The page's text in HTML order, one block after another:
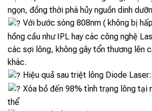
ngọn, đồng thời phá hủy nguồn dinh
Với bước sóng 808nm ( không bị
hồng cầu như IPL hay các công nghệ
các sợi lông, không gây tổn thương lên
khác.
Hiệu quả sau triệt lông Diode Laser:
Xóa bỏ đến 98% tình trạng lông tại
thể